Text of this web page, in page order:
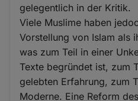
gelegentlich in der Kritik.
Viele Muslime haben
Vorstellung von Islam als
was zum Teil in einer
Texte begründet ist, zum
gelebten Erfahrung, zum
Moderne. Eine Reform